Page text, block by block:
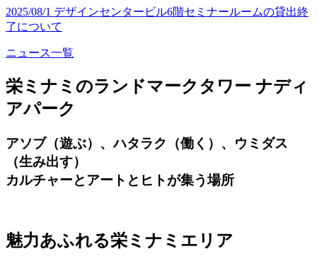
2025/08/1 デザインセンタービル6階セミナールームの貸出終
了について
ニュース一覧
栄ミナミのランドマークタワー ナディ
アパーク
アソブ（遊ぶ）、ハタラク（働く）、ウミダス
（生み出す）
カルチャーとアートとヒトが集う場所
魅力あふれる栄ミナミエリア